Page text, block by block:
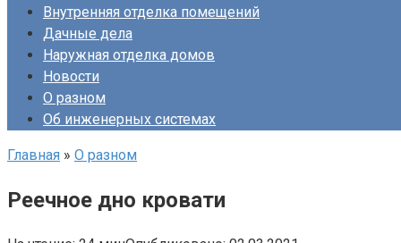
Внутренняя отделка помещений
Дачные дела
Наружная отделка домов
Новости
О разном
Об инженерных системах
Главная » О разном
Реечное дно кровати